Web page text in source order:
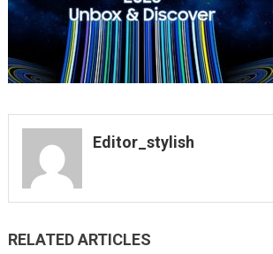
Editor_stylish
RELATED ARTICLES